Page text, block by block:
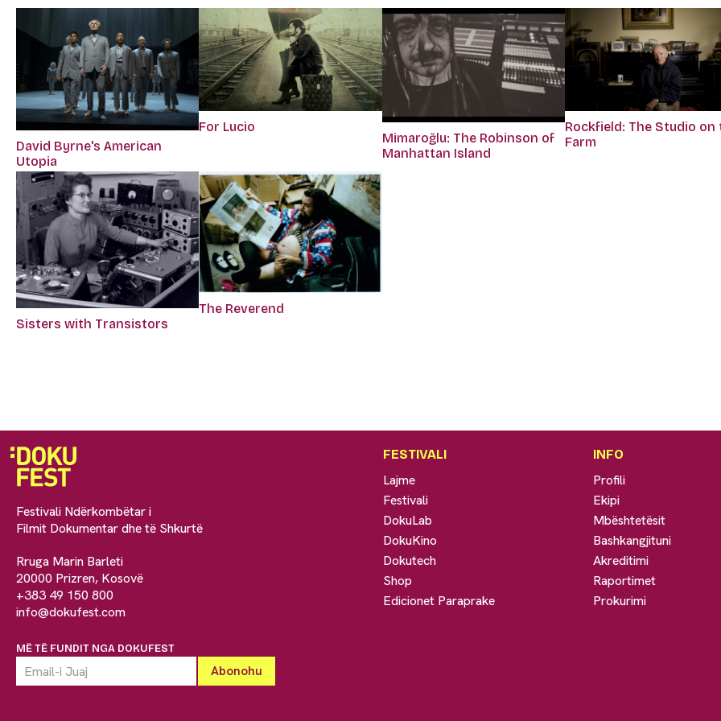
David Byrne's American
Utopia
For Lucio
Mimaroğlu: The Robinson of
Manhattan Island
Rockfield: The Studio on
Farm
Sisters with Transistors
The Reverend
Festivali Ndërkombëtar i
Filmit Dokumentar dhe të Shkurtë
Rruga Marin Barleti
20000 Prizren, Kosovë
+383 49 150 800
info@dokufest.com
MË TË FUNDIT NGA DOKUFEST
FESTIVALI
Lajme
Festivali
DokuLab
DokuKino
Dokutech
Shop
Edicionet Paraprake
INFO
Profili
Ekipi
Mbështetësit
Bashkangjituni
Akreditimi
Raportimet
Prokurimi